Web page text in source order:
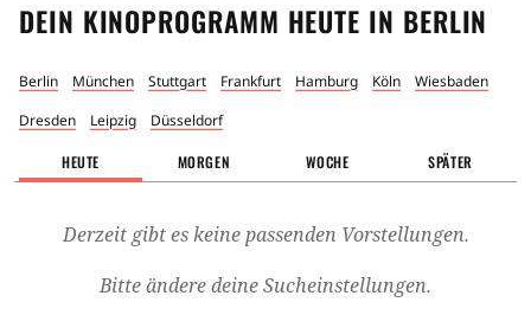
DEIN KINOPROGRAMM HEUTE IN BERLIN
Berlin München Stuttgart Frankfurt Hamburg Köln
Wiesbaden
Dresden
Leipzig Düsseldorf
HEUTE MORGEN WOCHE SPÄTER
Derzeit gibt es keine passenden Vorstellungen.
Bitte ändere deine Sucheinstellungen.